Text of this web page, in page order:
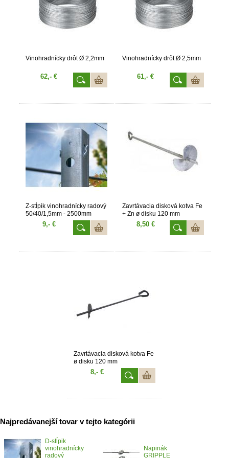
Vinohradnícky drôt Ø 2,2mm
62,- €
Vinohradnícky drôt Ø 2,5mm
61,- €
Z-stĺpik vinohradnícky radový
50/40/1,5mm - 2500mm
9,- €
Zavrtávacia disková kotva Fe
+ Zn ø disku 120 mm
8,50 €
Zavrtávacia disková kotva Fe
ø disku 120 mm
8,- €
Najpredávanejší tovar v tejto kategórii
D-stĺpik
vinohradnícky
radový
Napinák
GRIPPLE